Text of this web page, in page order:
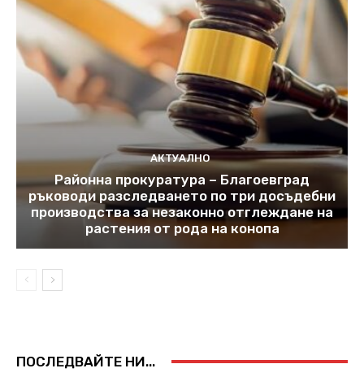
АКТУАЛНО
Районна прокуратура – Благоевград
ръководи разследването по три досъдебни
производства за незаконно отглеждане на
растения от рода на конопа
ПОСЛЕДВАЙТЕ НИ...